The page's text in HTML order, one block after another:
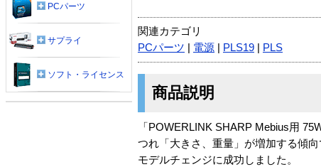
関連カテゴリ
PCパーツ
電源 PLS19 PLS
商品説明
「POWERLINK SHARP Mebius用
つれ「大きさ、重量」が増加する傾
モデルチェンジに成功しました。
PCパーツ
サプライ
ソフト・ライセンス